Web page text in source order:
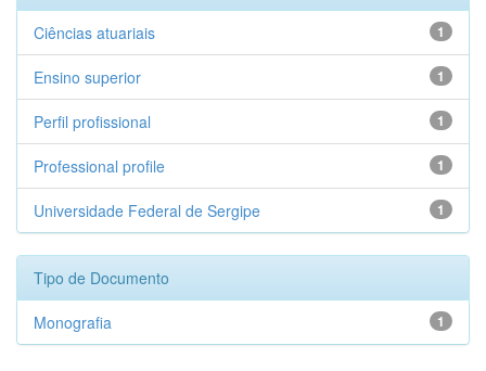
1
Ciências atuariais
1
Ensino superior
1
Perfil profissional
1
Professional profile
1
Universidade Federal de Sergipe
Tipo de Documento
1
Monografia